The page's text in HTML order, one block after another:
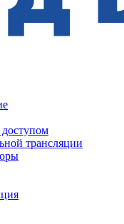
трансляции